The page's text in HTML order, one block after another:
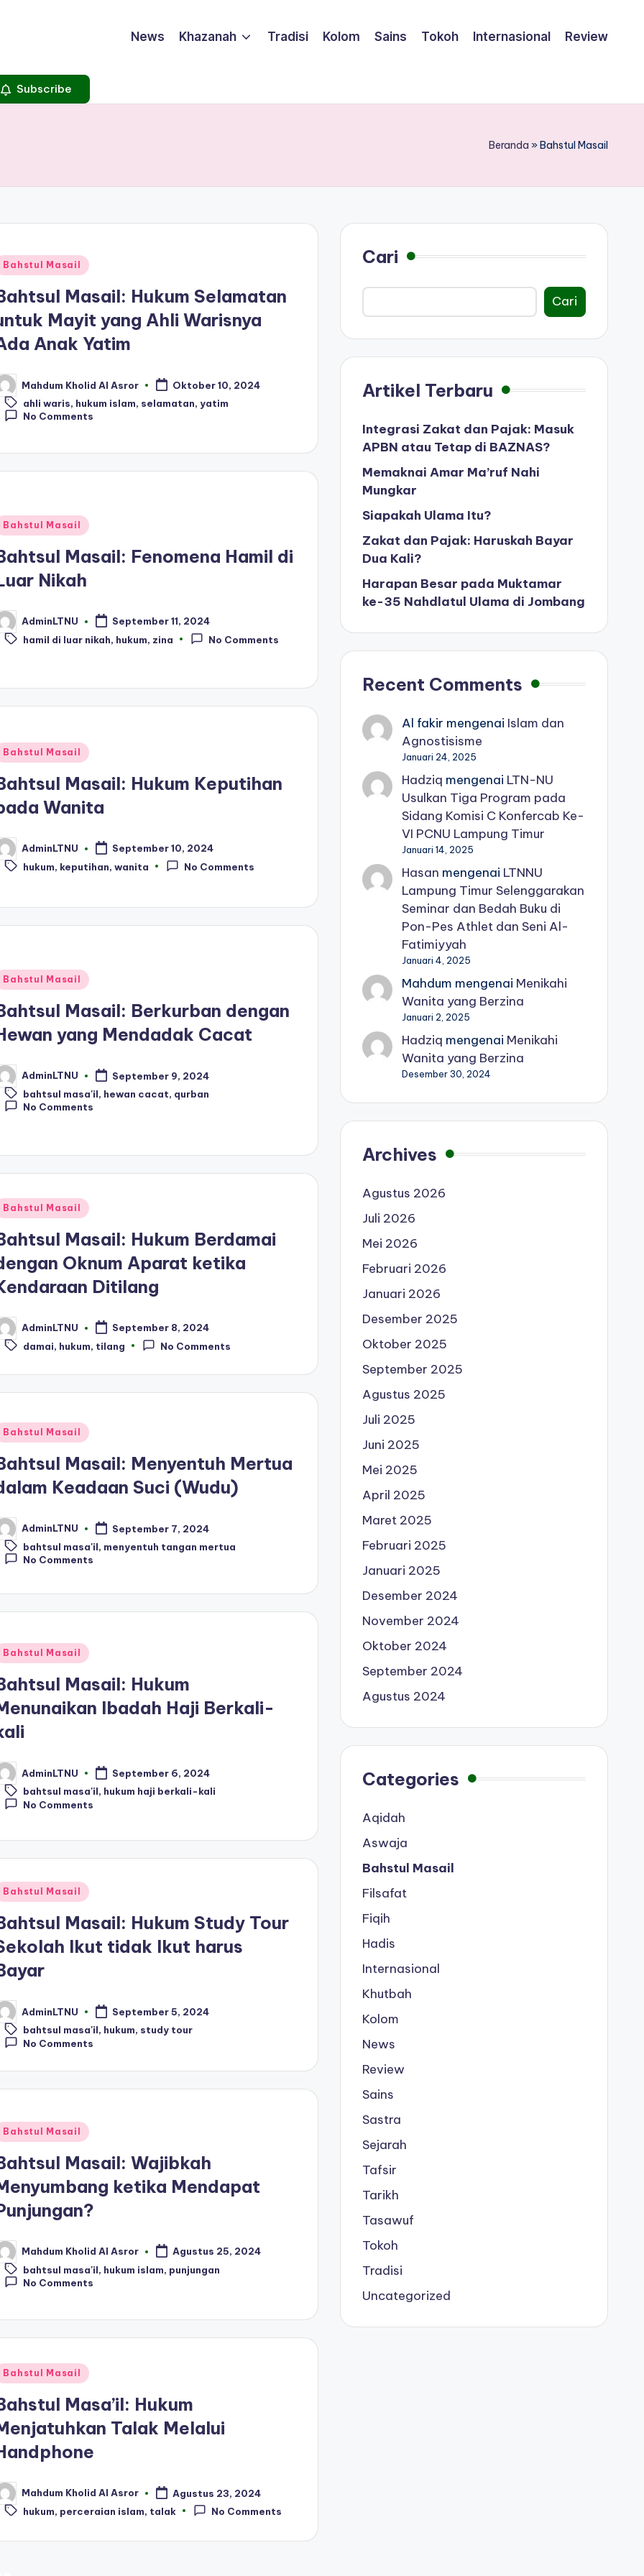
News Khazanah Tradisi Kolom Sains Tokoh Internasional Review
Subscribe
Beranda »Bahstul Masail
Bahstul Masail
Masail: Hukum Selamatan
Mayit yang Ahli Warisnya
Anak Yatim
Mahdum Kholid Al Asror
Oktober 10, 2024
Tags:
ahli waris, hukum islam, selamatan, yatim
No Comments
Bahstul Masail
Masail: Fenomena Hamil di
Nikah
AdminLTNU September 11, 2024
Tags:
hamil di luar nikah, hukum, zina No Comments
Bahstul Masail
Masail: Hukum Keputihan
Wanita
AdminLTNU September 10, 2024
Tags:
hukum, keputihan, wanita No Comments
Bahstul Masail
Masail: Berkurban dengan
yang Mendadak Cacat
AdminLTNU
September 9, 2024
Tags:
bahtsul masa'il, hewan cacat, qurban
No Comments
Bahstul Masail
Masail: Hukum Berdamai
Oknum Aparat ketika
Ditilang
AdminLTNU September 8, 2024
Tags:
damai, hukum, tilang No Comments
Bahstul Masail
Masail: Menyentuh Mertua
Keadaan Suci (Wudu)
AdminLTNU
September 7, 2024
Tags:
bahtsul masa'il, menyentuh tangan mertua
No Comments
Bahstul Masail
Masail: Hukum
Ibadah Haji Berkali-
AdminLTNU
September 6, 2024
Tags:
bahtsul masa'il , hukum haji berkali-kali
No Comments
Bahstul Masail
Masail: Hukum Study Tour
Ikut tidak Ikut harus
AdminLTNU
September 5, 2024
Tags:
bahtsul masa'il , hukum, study tour
No Comments
Bahstul Masail
Masail: Wajibkah
ketika Mendapat
Mahdum Kholid Al Asror
Agustus 25, 2024
Tags:
bahtsul masa'il, hukum islam, punjungan
No Comments
Bahstul Masail
Masa’il: Hukum
Talak Melalui
Mahdum Kholid Al Asror Agustus 23, 2024
Tags:
hukum, perceraian islam, talak No Comments
Cari
Cari
Artikel Terbaru
Integrasi Zakat dan Pajak: Masuk
APBN atau Tetap di BAZNAS?
Memaknai Amar Ma’ruf Nahi
Mungkar
Siapakah Ulama Itu?
Zakat dan Pajak: Haruskah Bayar
Dua Kali?
Harapan Besar pada Muktamar
ke-35 Nahdlatul Ulama di Jombang
Recent Comments
Al fakir mengenai Islam dan
Agnostisisme
Januari 24, 2025
Hadziq mengenai LTN-NU
Usulkan Tiga Program pada
Sidang Komisi C Konfercab Ke-
VI PCNU Lampung Timur
Januari 14, 2025
Hasan mengenai LTNNU
Lampung Timur Selenggarakan
Seminar dan Bedah Buku di
Pon-Pes Athlet dan Seni Al-
Fatimiyyah
Januari 4, 2025
Mahdum mengenai Menikahi
Wanita yang Berzina
Januari 2, 2025
Hadziq mengenai Menikahi
Wanita yang Berzina
Desember 30, 2024
Archives
Agustus 2026
Juli 2026
Mei 2026
Februari 2026
Januari 2026
Desember 2025
Oktober 2025
September 2025
Agustus 2025
Juli 2025
Juni 2025
Mei 2025
April 2025
Maret 2025
Februari 2025
Januari 2025
Desember 2024
November 2024
Oktober 2024
September 2024
Agustus 2024
Categories
Aqidah
Aswaja
Bahstul Masail
Filsafat
Fiqih
Hadis
Internasional
Khutbah
Kolom
News
Review
Sains
Sastra
Sejarah
Tafsir
Tarikh
Tasawuf
Tokoh
Tradisi
Uncategorized